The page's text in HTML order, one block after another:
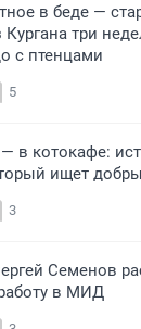
в беде —
Кургана три
с птенцами
5
в котокафе:
ищет
3
Семенов
в МИД